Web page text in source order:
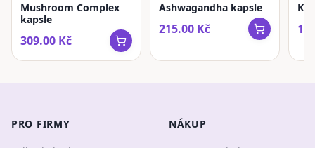
Mushroom Complex
kapsle
309.00 Kč
Ashwagandha kapsle
215.00 Kč
PRO FIRMY NÁKUP